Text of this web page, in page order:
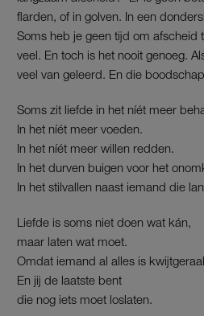
flarden, of in golven. In een
Soms heb je geen tijd om afscheid
veel. En toch is het nooit genoeg.
veel van geleerd. En die
Soms zit liefde in het níét meer
In het níét meer voeden.
In het níét meer willen redden.
In het durven buigen voor het
In het stilvallen naast iemand die
Liefde is soms niet doen wat kán,
maar laten wat moet.
Omdat iemand al alles is
En jij de laatste bent
die nog iets moet loslaten.